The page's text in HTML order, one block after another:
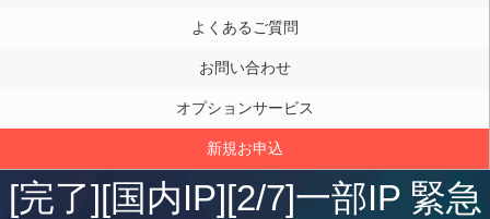
よくあるご質問
お問い合わせ
オプションサービス
新規お申込
[完了][国内IP][2/7]一部IP 緊急